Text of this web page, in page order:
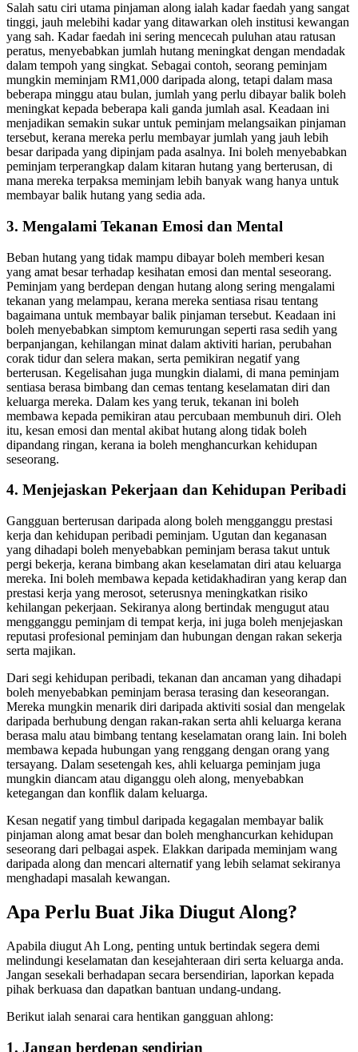
Salah satu ciri utama pinjaman along ialah kadar faedah yang sangat
tinggi, jauh melebihi kadar yang ditawarkan oleh institusi kewangan
yang sah. Kadar faedah ini sering mencecah puluhan atau ratusan
peratus, menyebabkan jumlah hutang meningkat dengan mendadak
dalam tempoh yang singkat. Sebagai contoh, seorang peminjam
mungkin meminjam RM1,000 daripada along, tetapi dalam masa
beberapa minggu atau bulan, jumlah yang perlu dibayar balik boleh
meningkat kepada beberapa kali ganda jumlah asal. Keadaan ini
menjadikan semakin sukar untuk peminjam melangsaikan pinjaman
tersebut, kerana mereka perlu membayar jumlah yang jauh lebih
besar daripada yang dipinjam pada asalnya. Ini boleh menyebabkan
peminjam terperangkap dalam kitaran hutang yang berterusan, di
mana mereka terpaksa meminjam lebih banyak wang hanya untuk
membayar balik hutang yang sedia ada.
3. Mengalami Tekanan Emosi dan Mental
Beban hutang yang tidak mampu dibayar boleh memberi kesan
yang amat besar terhadap kesihatan emosi dan mental seseorang.
Peminjam yang berdepan dengan hutang along sering mengalami
tekanan yang melampau, kerana mereka sentiasa risau tentang
bagaimana untuk membayar balik pinjaman tersebut. Keadaan ini
boleh menyebabkan simptom kemurungan seperti rasa sedih yang
berpanjangan, kehilangan minat dalam aktiviti harian, perubahan
corak tidur dan selera makan, serta pemikiran negatif yang
berterusan. Kegelisahan juga mungkin dialami, di mana peminjam
sentiasa berasa bimbang dan cemas tentang keselamatan diri dan
keluarga mereka. Dalam kes yang teruk, tekanan ini boleh
membawa kepada pemikiran atau percubaan membunuh diri. Oleh
itu, kesan emosi dan mental akibat hutang along tidak boleh
dipandang ringan, kerana ia boleh menghancurkan kehidupan
seseorang.
4. Menjejaskan Pekerjaan dan Kehidupan Peribadi
Gangguan berterusan daripada along boleh mengganggu prestasi
kerja dan kehidupan peribadi peminjam. Ugutan dan keganasan
yang dihadapi boleh menyebabkan peminjam berasa takut untuk
pergi bekerja, kerana bimbang akan keselamatan diri atau keluarga
mereka. Ini boleh membawa kepada ketidakhadiran yang kerap dan
prestasi kerja yang merosot, seterusnya meningkatkan risiko
kehilangan pekerjaan. Sekiranya along bertindak mengugut atau
mengganggu peminjam di tempat kerja, ini juga boleh menjejaskan
reputasi profesional peminjam dan hubungan dengan rakan sekerja
serta majikan.
Dari segi kehidupan peribadi, tekanan dan ancaman yang dihadapi
boleh menyebabkan peminjam berasa terasing dan keseorangan.
Mereka mungkin menarik diri daripada aktiviti sosial dan mengelak
daripada berhubung dengan rakan-rakan serta ahli keluarga kerana
berasa malu atau bimbang tentang keselamatan orang lain. Ini boleh
membawa kepada hubungan yang renggang dengan orang yang
tersayang. Dalam sesetengah kes, ahli keluarga peminjam juga
mungkin diancam atau diganggu oleh along, menyebabkan
ketegangan dan konflik dalam keluarga.
Kesan negatif yang timbul daripada kegagalan membayar balik
pinjaman along amat besar dan boleh menghancurkan kehidupan
seseorang dari pelbagai aspek. Elakkan daripada meminjam wang
daripada along dan mencari alternatif yang lebih selamat sekiranya
menghadapi masalah kewangan.
Apa Perlu Buat Jika Diugut Along?
Apabila diugut Ah Long, penting untuk bertindak segera demi
melindungi keselamatan dan kesejahteraan diri serta keluarga anda.
Jangan sesekali berhadapan secara bersendirian, laporkan kepada
pihak berkuasa dan dapatkan bantuan undang-undang.
Berikut ialah senarai cara hentikan gangguan ahlong:
1. Jangan berdepan sendirian